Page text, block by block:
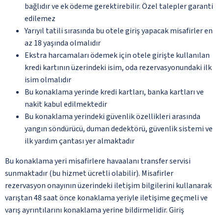
bağlıdır ve ek ödeme gerektirebilir. Özel talepler garanti
edilemez
Yarıyıl tatili sırasında bu otele giriş yapacak misafirler en
az 18 yaşında olmalıdır
Ekstra harcamaları ödemek için otele girişte kullanılan
kredi kartının üzerindeki isim, oda rezervasyonundaki ilk
isim olmalıdır
Bu konaklama yerinde kredi kartları, banka kartları ve
nakit kabul edilmektedir
Bu konaklama yerindeki güvenlik özellikleri arasında
yangın söndürücü, duman dedektörü, güvenlik sistemi ve
ilk yardım çantası yer almaktadır
Bu konaklama yeri misafirlere havaalanı transfer servisi
sunmaktadır (bu hizmet ücretli olabilir). Misafirler
rezervasyon onayının üzerindeki iletişim bilgilerini kullanarak
varıştan 48 saat önce konaklama yeriyle iletişime geçmeli ve
varış ayrıntılarını konaklama yerine bildirmelidir. Giriş